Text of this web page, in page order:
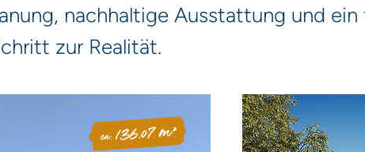
nachhaltige Ausstattung und
zur Realität.
ca.136.07 m²